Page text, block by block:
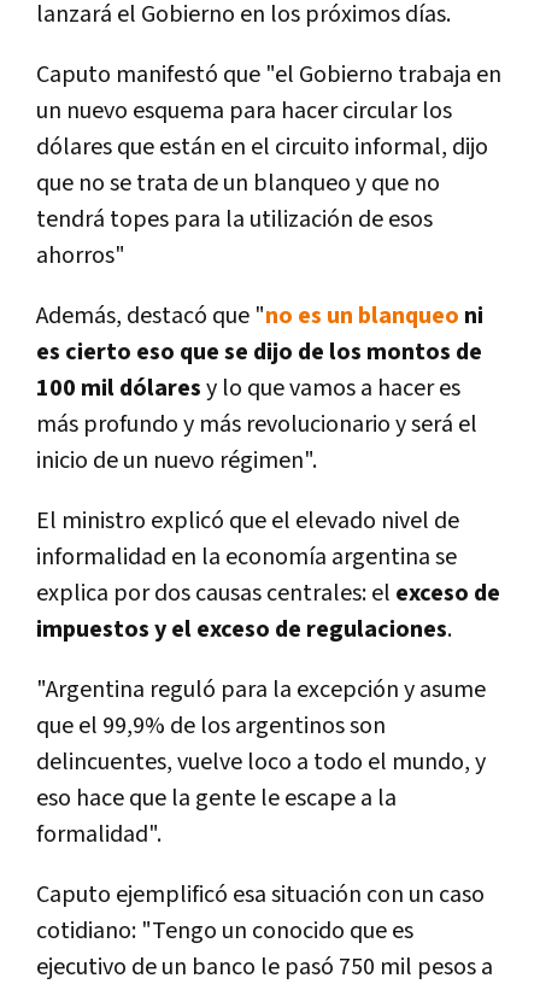
lanzará el Gobierno en los próximos días.
Caputo manifestó que "el Gobierno trabaja en
un nuevo esquema para hacer circular los
dólares que están en el circuito informal, dijo
que no se trata de un blanqueo y que no
tendrá topes para la utilización de esos
ahorros"
Además, destacó que "no es un blanqueo ni
es cierto eso que se dijo de los montos de
100 mil dólaresy lo que vamos a hacer es
más profundo y más revolucionario y será el
inicio de un nuevo régimen".
El ministro explicó que el elevado nivel de
informalidad en la economía argentina se
explica por dos causas centrales: el exceso de
impuestos y el exceso de regulaciones.
"Argentina reguló para la excepción y asume
que el 99,9% de los argentinos son
delincuentes, vuelve loco a todo el mundo, y
eso hace que la gente le escape a la
formalidad".
Caputo ejemplificó esa situación con un caso
cotidiano: "Tengo un conocido que es
ejecutivo de un banco le pasó 750 mil pesos a